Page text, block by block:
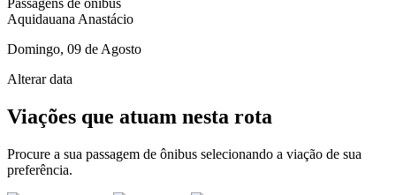
Aquidauana Anastácio
Domingo, 09 de Agosto
Alterar data
Viações que atuam nesta rota
Procure a sua passagem de ônibus selecionando a viação de sua
preferência.